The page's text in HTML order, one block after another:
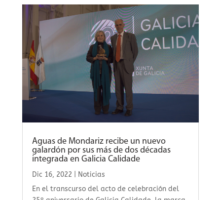
Aguas de Mondariz recibe un nuevo
galardón por sus más de dos décadas
integrada en Galicia Calidade
Dic 16, 2022
Noticias
En el transcurso del acto de celebración del